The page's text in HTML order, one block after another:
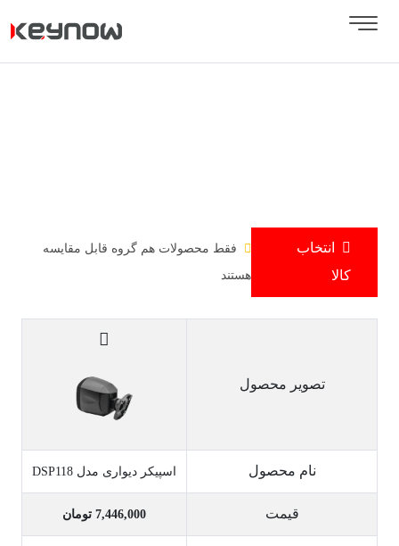
انتخاب
کالا
فقط محصولات هم گروه قابل مقایسه
هستند
تصویر محصول
نام محصول اسپیکر دیواری مدل DSP118
قیمت 7,446,000 تومان